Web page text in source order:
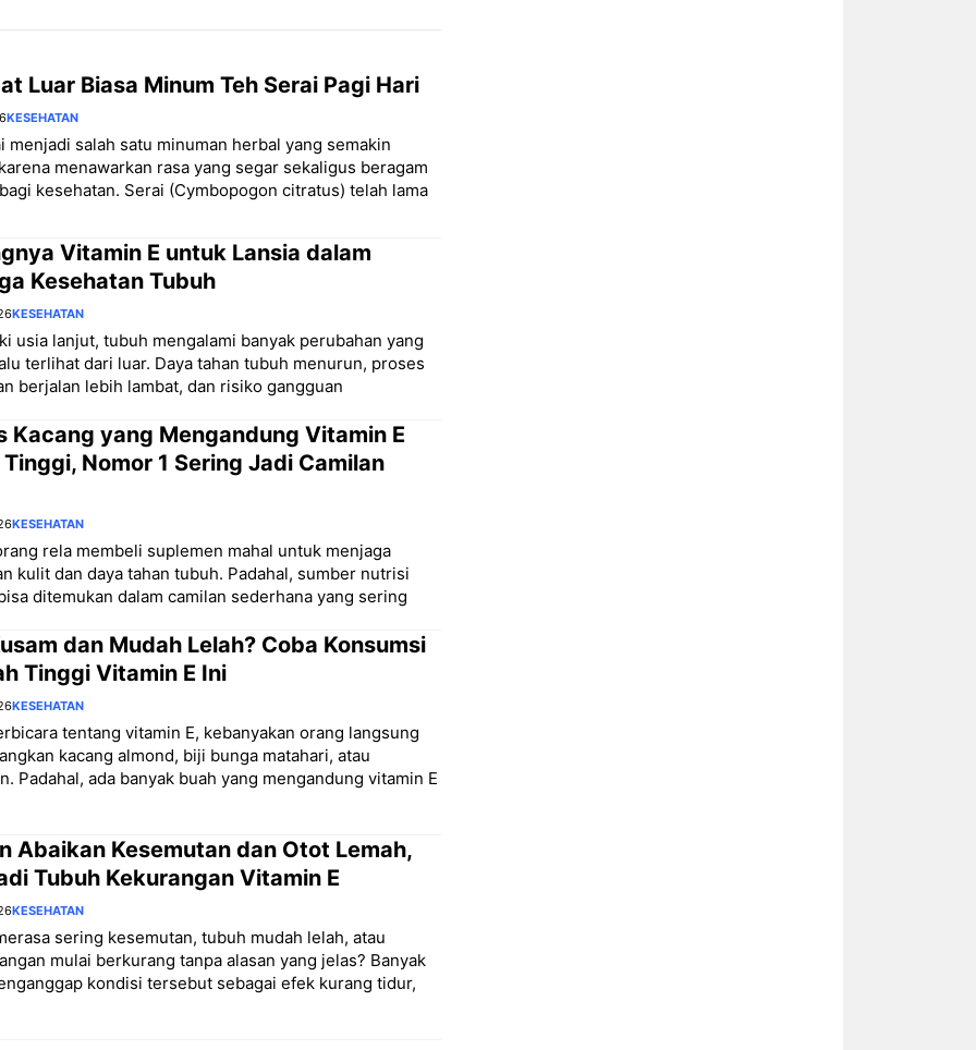
Luar Biasa Minum Teh Serai Pagi Hari
KESEHATAN
menjadi salah satu minuman herbal yang semakin
menawarkan rasa yang segar sekaligus beragam
kesehatan. Serai (Cymbopogon citratus) telah lama
Vitamin E untuk Lansia dalam
Kesehatan Tubuh
KESEHATAN
usia lanjut, tubuh mengalami banyak perubahan yang
terlihat dari luar. Daya tahan tubuh menurun, proses
berjalan lebih lambat, dan risiko gangguan
Kacang yang Mengandung Vitamin E
Nomor 1 Sering Jadi Camilan
KESEHATAN
rela membeli suplemen mahal untuk menjaga
kulit dan daya tahan tubuh. Padahal, sumber nutrisi
ditemukan dalam camilan sederhana yang sering
dan Mudah Lelah? Coba Konsumsi
Tinggi Vitamin E Ini
KESEHATAN
tentang vitamin E, kebanyakan orang langsung
kacang almond, biji bunga matahari, atau
Padahal, ada banyak buah yang mengandung vitamin E
Abaikan Kesemutan dan Otot Lemah,
Tubuh Kekurangan Vitamin E
KESEHATAN
sering kesemutan, tubuh mudah lelah, atau
mulai berkurang tanpa alasan yang jelas? Banyak
kondisi tersebut sebagai efek kurang tidur,